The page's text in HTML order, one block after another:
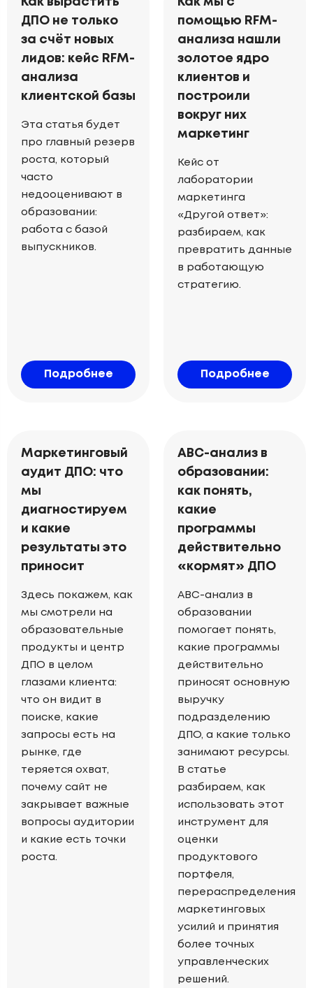
ДПО не только
за счёт новых
лидов: кейс RFM-
анализа
клиентской базы
Эта статья будет
про главный резерв
роста, который
часто
недооценивают в
образовании:
работа с базой
выпускников.
Подробнее
помощью RFM-
анализа нашли
золотое ядро
клиентов и
построили
вокруг них
маркетинг
Кейс от
лаборатории
маркетинга
«Другой ответ»:
разбираем, как
превратить данные
в работающую
стратегию.
Подробнее
Маркетинговый
аудит ДПО: что
мы
диагностируем
и какие
результаты это
приносит
Здесь покажем, как
мы смотрели на
образовательные
продукты и центр
ДПО в целом
глазами клиента:
что он видит в
поиске, какие
запросы есть на
рынке, где
теряется охват,
почему сайт не
закрывает важные
вопросы аудитории
и какие есть точки
роста.
ABC-анализ в
образовании:
как понять,
какие
программы
действительно
«кормят» ДПО
ABC-анализ в
образовании
помогает понять,
какие программы
действительно
приносят основную
выручку
подразделению
ДПО, а какие только
занимают ресурсы.
В статье
разбираем, как
использовать этот
инструмент для
оценки
продуктового
портфеля,
перераспределения
маркетинговых
усилий и принятия
более точных
управленческих
решений.